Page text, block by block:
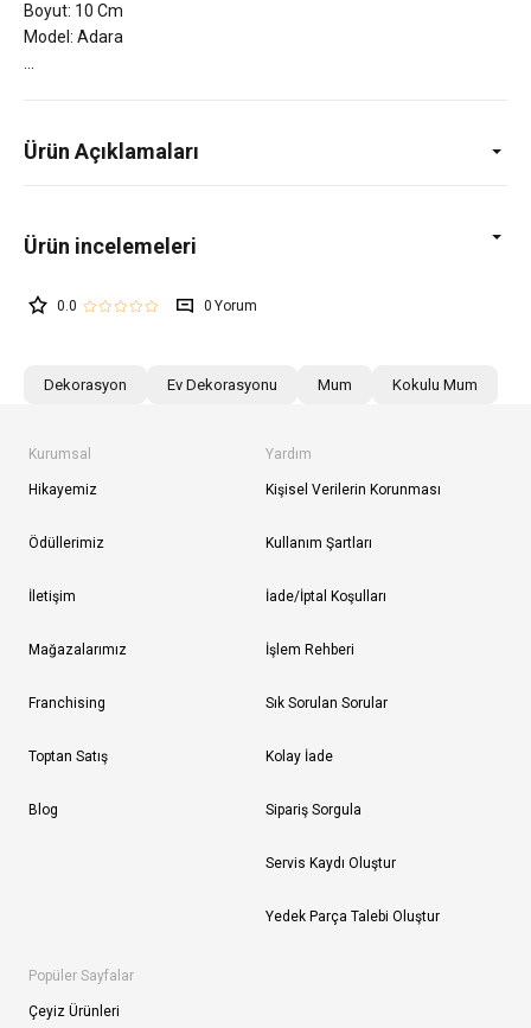
Boyut: 10 Cm
Model: Adara
Ürün Açıklamaları
0.0 0
Dekorasyon Ev Dekorasyonu Mum Kokulu Mum
Kurumsal
Hikayemiz
Ödüllerimiz
İletişim
Mağazalarımız
Franchising
Toptan Satış
Blog
Yardım
Kişisel Verilerin Korunması
Kullanım Şartları
İade/İptal Koşulları
İşlem Rehberi
Sık Sorulan Sorular
Kolay İade
Sipariş Sorgula
Servis Kaydı Oluştur
Yedek Parça Talebi Oluştur
Popüler Sayfalar
Çeyiz Ürünleri